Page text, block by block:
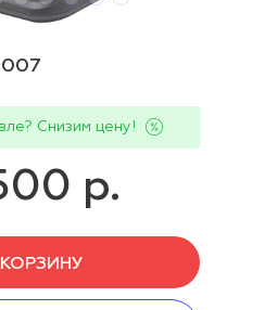
Снизим цену!
р.
КОРЗИНУ